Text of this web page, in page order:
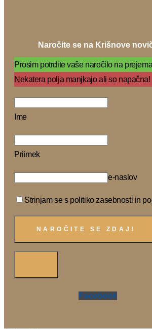
Naročite se na Krišnove
Prosim potrdite vaše naročilo na
Nekatera polja manjkajo ali so napačna!
Ime
Priimek
e-naslov
Strinjam se s politiko zasebnosti in
Facebook